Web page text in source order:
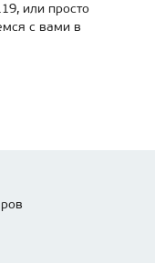
или просто
с вами в